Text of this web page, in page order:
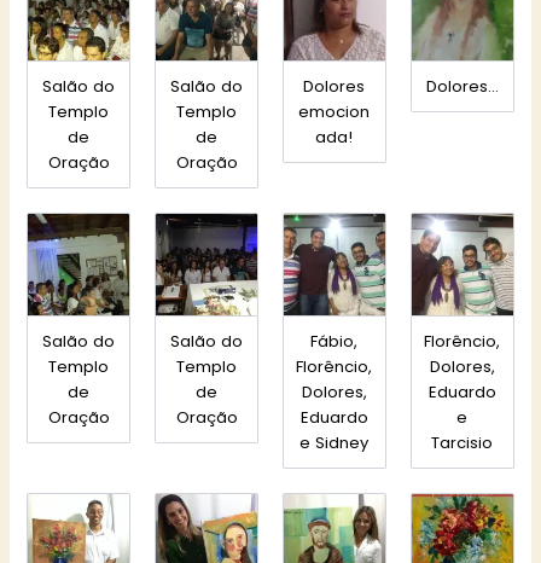
Salão do
Templo
de
Oração
Salão do
Templo
de
Oração
Dolores
emocion
ada!
Dolores…
Salão do
Templo
de
Oração
Salão do
Templo
de
Oração
Fábio,
Florêncio,
Dolores,
Eduardo
e Sidney
Florêncio,
Dolores,
Eduardo
e
Tarcisio